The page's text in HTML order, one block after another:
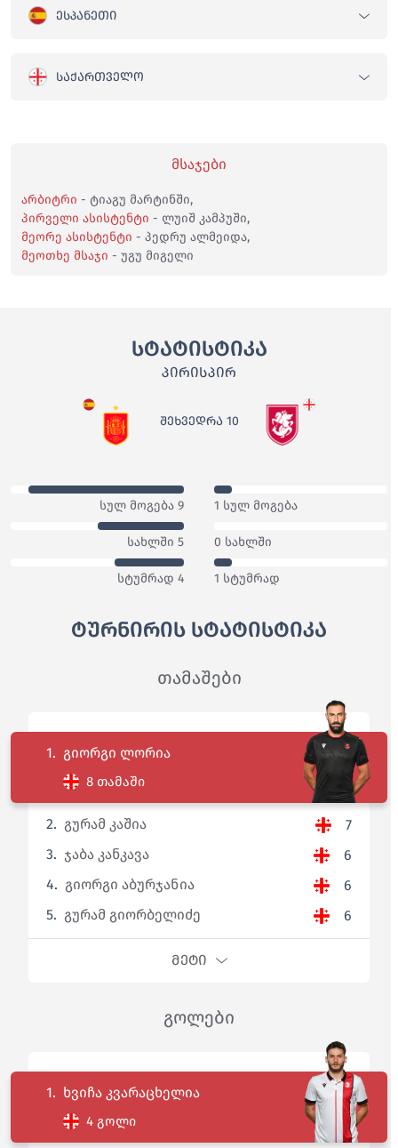
74'
76'
ოთარ კაკაბაძე
გურამ გიორბელიძე
ᲔᲡᲞᲐᲜᲔᲗᲘ
ᲡᲐᲥᲐᲠᲗᲕᲔᲚᲝ
მსაჯები
არბიტრი - ტიაგუ მარტინში,
პირველი ასისტენტი - ლუიშ კამპუში,
მეორე ასისტენტი - პედრუ ალმეიდა,
მეოთხე მსაჯი - უგუ მიგელი
სტატისტიკა
ᲞᲘᲠᲘᲡᲞᲘᲠ
ᲨᲔᲮᲕᲔᲓᲠᲐ 10
სულ მოგება 9 1 სულ მოგება
სახლში 5 0 სახლში
სტუმრად 4 1 სტუმრად
ტურნირის სტატისტიკა
თამაშები
1. გიორგი ლორია
8 თამაში
2. გურამ კაშია
7
3. ჯაბა კანკავა
6
4. გიორგი აბურჯანია
6
5. გურამ გიორბელიძე 6
ᲛᲔᲢᲘ
გოლები
1. ხვიჩა კვარაცხელია
4 გოლი